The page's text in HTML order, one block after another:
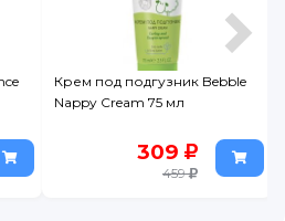
Крем под подгузник Bebble
Nappy Cream 75 мл
309
459